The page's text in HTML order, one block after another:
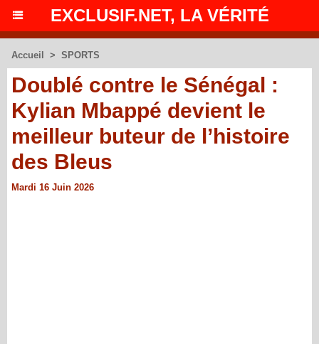
EXCLUSIF.NET, LA VÉRITÉ
Accueil > SPORTS
Doublé contre le Sénégal :
Kylian Mbappé devient le
meilleur buteur de l’histoire
des Bleus
Mardi 16 Juin 2026